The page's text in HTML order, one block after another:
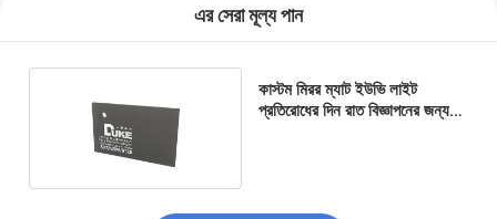
এর সেরা মূল্য পান
কাস্টম মিরর ম্যাট ইউভি লাইট
প্রতিরোধের দিন রাত বিজ্ঞাপনের জন্য